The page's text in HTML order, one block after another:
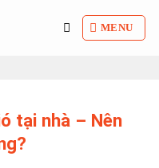
MENU
tại nhà – Nên